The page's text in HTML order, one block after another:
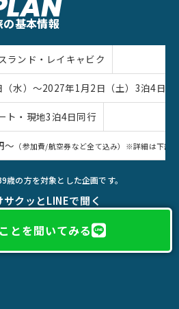
の基本情報
ランド・レイキャビク
水）〜2027年1月2日（土）3泊4日
ト・現地3泊4日同行
〜 （参加費/航空券など全て込み）※詳細は下部へ
の方を対象とした企画です。
クッとLINEで聞く
とを聞いてみる